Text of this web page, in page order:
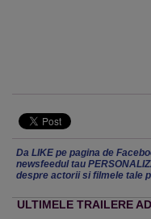
Da LIKE pe pagina de
newsfeedul tau
despre actorii si filmele tale
ULTIMELE TRAILERE